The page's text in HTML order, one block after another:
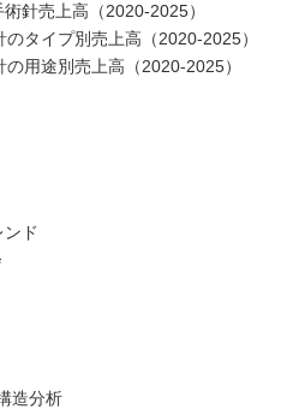
針売上高（2020-2025）
タイプ別売上高（2020-2025）
用途別売上高（2020-2025）
ド
造分析